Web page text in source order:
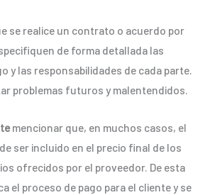
se realice un contrato o acuerdo por
de forma detallada las
y las responsabilidades de cada parte.
problemas futuros y malentendidos.
mencionar que, en muchos casos, el
ser incluido en el precio final de los
ofrecidos por el proveedor. De esta
el proceso de pago para el cliente y se